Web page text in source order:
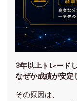
3年以上トレード
なぜか成績が安
その原因は、